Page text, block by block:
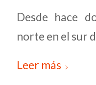
Desde hace
norte en el sur
Leer más